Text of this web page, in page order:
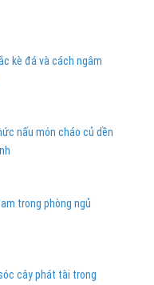
kè đá và cách ngâm
nấu món cháo củ dền
trong phòng ngủ
cây phát tài trong